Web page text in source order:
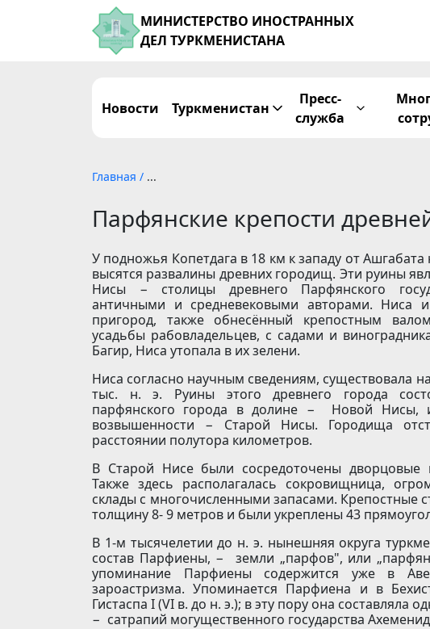
МИНИСТЕРСТВО ИНОСТРАННЫХ
ДЕЛ ТУРКМЕНИСТАНА
Новости Туркменистан
Пресс-
служба
Главная / ...
Парфянские крепости
У подножья Копетдага в 18 км к западу от Ашгабата
высятся развалины древних городищ. Эти руины
Нисы − столицы древнего Парфянского
античными и средневековыми авторами. Ниса
пригород, также обнесённый крепостным
усадьбы рабовладельцев, с садами и
Багир, Ниса утопала в их зелени.
Ниса согласно научным сведениям, существовала
тыс. н. э. Руины этого древнего города
парфянского города в долине − Новой Нисы,
возвышенности − Старой Нисы. Городища
расстоянии полутора километров.
В Старой Нисе были сосредоточены дворцовые
Также здесь располагалась сокровищница,
склады с многочисленными запасами. Крепостные
толщину 8- 9 метров и были укреплены 43
В 1-м тысячелетии до н. э. нынешняя округа
состав Парфиены, − земли „парфов", или
упоминание Парфиены содержится уже в
зароастризма. Упоминается Парфиена и в
Гистаспа I (VI в. до н. э.); в эту пору она составляла
− сатрапий могущественного государства